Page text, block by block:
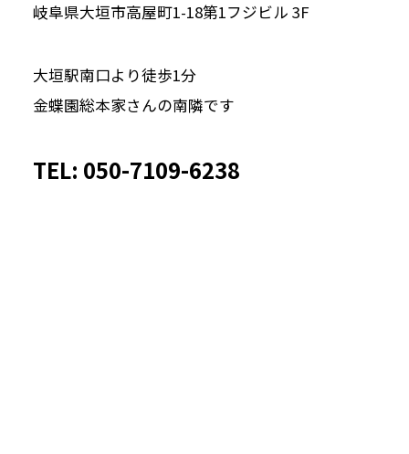
岐阜県大垣市高屋町1-18第1フジビル 3F
大垣駅南口より徒歩1分
金蝶園総本家さんの南隣です
TEL: 050-7109-6238